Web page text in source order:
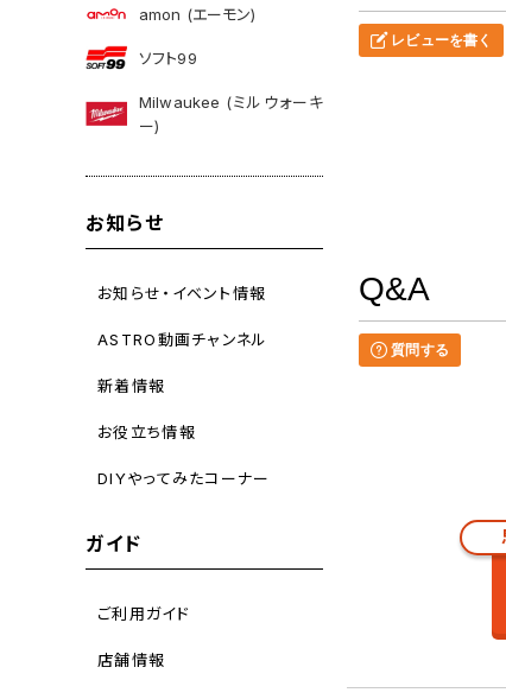
amon (エーモン)
ソフト99
Milwaukee (ミルウォーキ
ー)
お知らせ
お知らせ・イベント情報
ASTRO動画チャンネル
新着情報
お役立ち情報
DIYやってみたコーナー
ガイド
ご利用ガイド
店舗情報
レビューを書く
Q&A
質問する